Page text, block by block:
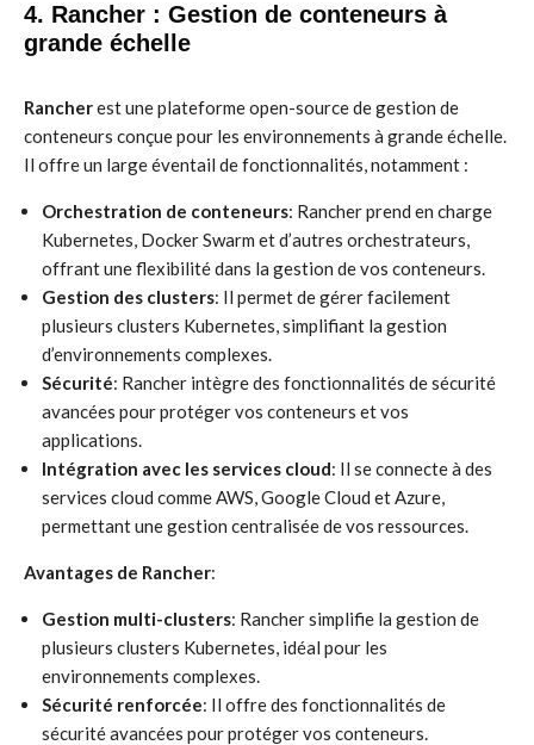
4. Rancher : Gestion de conteneurs à
grande échelle
Rancherest une plateforme open-source de gestion de
conteneurs conçue pour les environnements à grande échelle.
Il offre un large éventail de fonctionnalités, notamment :
Orchestration de conteneurs: Rancher prend en charge
Kubernetes, Docker Swarm et d’autres orchestrateurs,
offrant une flexibilité dans la gestion de vos conteneurs.
Gestion des clusters: Il permet de gérer facilement
plusieurs clusters Kubernetes, simplifiant la gestion
d’environnements complexes.
Sécurité: Rancher intègre des fonctionnalités de sécurité
avancées pour protéger vos conteneurs et vos
applications.
Intégration avec les services cloud: Il se connecte à des
services cloud comme AWS, Google Cloud et Azure,
permettant une gestion centralisée de vos ressources.
Avantages de Rancher:
Gestion multi-clusters: Rancher simplifie la gestion de
plusieurs clusters Kubernetes, idéal pour les
environnements complexes.
Sécurité renforcée: Il offre des fonctionnalités de
sécurité avancées pour protéger vos conteneurs.